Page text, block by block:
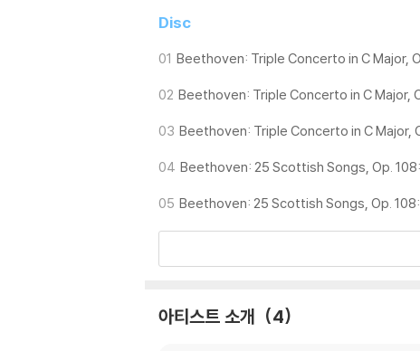
2) 재생 음역의 왜곡을 최소화 하고 반복 재생시에
3) 디스크에 미세한 잔 흠집이 남아있거나 인쇄
※ 컬러 디스크
아래에 해당하는 경우는 불량이 아니므로 개봉
1) 컬러 디스크는 웹 이미지와 실제 색상이 차이가
3) 컬러 디스크는 제작 과정에서 다른 색상 염료가
2) LP는 잦은 배송 과정에서 재킷에 손상이 발생
Disc
01 Beethoven: Triple Concerto in C Major,
02 Beethoven: Triple Concerto in C Major,
03 Beethoven: Triple Concerto in C Major,
04 Beethoven: 25 Scottish Songs, Op.
05 Beethoven: 25 Scottish Songs, Op.
아티스트 소개 4